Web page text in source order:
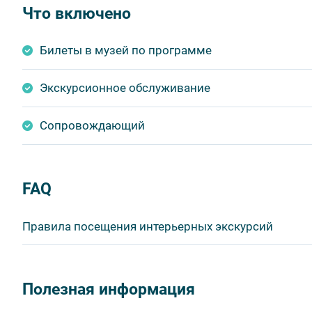
Что включено
Билеты в музей по программе
Экскурсионное обслуживание
Сопровождающий
FAQ
Правила посещения интерьерных экскурсий
соблюдение которых сделает ваш отдых приятным,
Полезная информация